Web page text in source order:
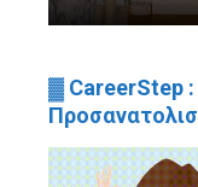
▓ CareerStep